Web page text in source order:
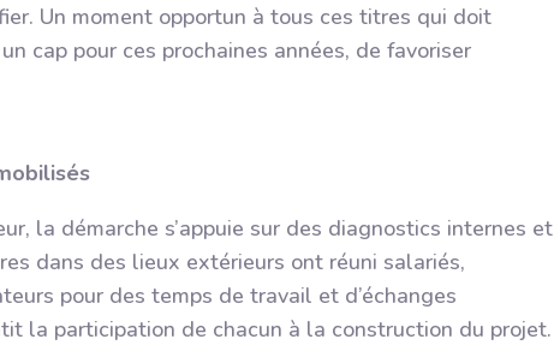
Un moment opportun à tous ces titres qui doit
cap pour ces prochaines années, de favoriser
la démarche s’appuie sur des diagnostics internes et
dans des lieux extérieurs ont réuni salariés,
pour des temps de travail et d’échanges
la participation de chacun à la construction du projet.